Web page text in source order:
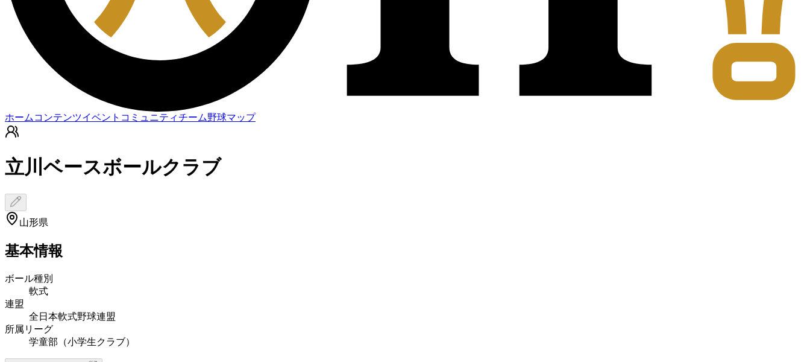
ホーム コンテンツイベント コミュニティチーム野球マップ
立川ベースボールクラブ
山形県
基本情報
ボール種別
軟式
連盟
全日本軟式野球連盟
所属リーグ
学童部（小学生クラブ）